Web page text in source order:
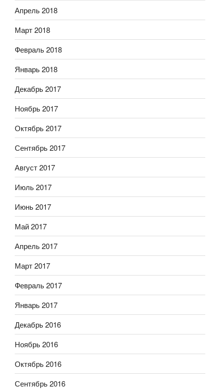
Апрель 2018
Март 2018
Февраль 2018
Январь 2018
Декабрь 2017
Ноябрь 2017
Октябрь 2017
Сентябрь 2017
Август 2017
Июль 2017
Июнь 2017
Май 2017
Апрель 2017
Март 2017
Февраль 2017
Январь 2017
Декабрь 2016
Ноябрь 2016
Октябрь 2016
Сентябрь 2016